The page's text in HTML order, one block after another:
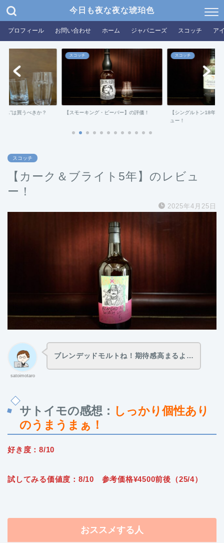
今日も夜な夜な琥珀色
プロフィール お問い合わせ ホーム ジャパニーズ スコッチ ア
ス”は買うべきか？
スコッチ
【スモーキング・ビーバー】の評価！
スコッチ
【シングルトン18年ダ
ュー！
スコッチ
【カーク＆ブライト5年】のレビュ
ー！
2025年4月25日
satoimotaro
ブレンデッドモルトね！期待感高まるよ…
サトイモの感想： しっかり個性あり
のうまうまぁ！
好き度：8/10
試してみる価値度：8/10 参考価格¥4500前後（25/4）
おススメする人